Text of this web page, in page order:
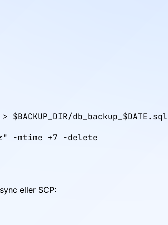
$BACKUP_DIR/db_backup_$DATE.sql
-mtime +7 -delete
eller SCP: